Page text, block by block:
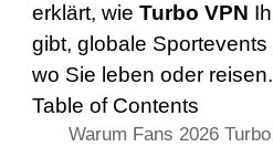
erklärt, wie Turbo VPN
gibt, globale
wo Sie leben oder reisen.
Table of Contents
Warum Fans 2026